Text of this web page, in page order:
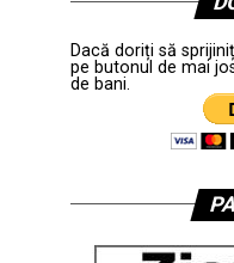
Dacă doriți să
pe butonul de mai
de bani.